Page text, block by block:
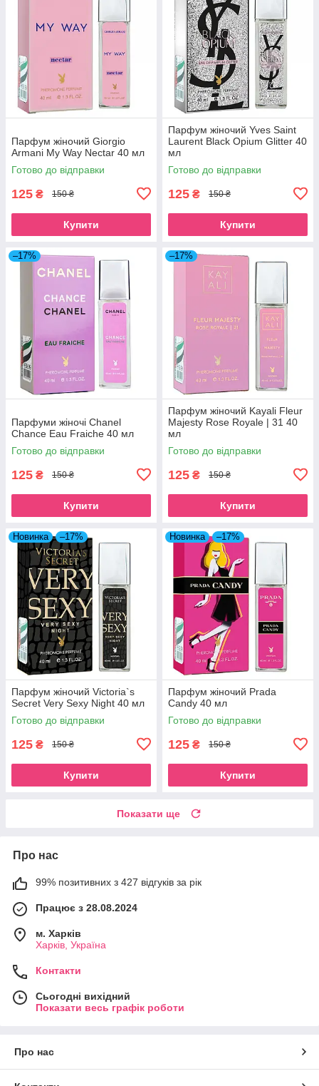
Парфум жіночий Giorgio
Armani My Way Nectar 40 мл
Готово до відправки
125 ₴ 150 ₴
Купити
Парфум жіночий Yves Saint
Laurent Black Opium Glitter 40
мл
Готово до відправки
125 ₴ 150 ₴
Купити
–17%
Парфуми жіночі Chanel
Chance Eau Fraiche 40 мл
Готово до відправки
125 ₴ 150 ₴
Купити
–17%
Парфум жіночий Kayali Fleur
Majesty Rose Royale | 31 40
мл
Готово до відправки
125 ₴ 150 ₴
Купити
Новинка –17%
Парфум жіночий Victoria`s
Secret Very Sexy Night 40 мл
Готово до відправки
125 ₴ 150 ₴
Купити
Новинка –17%
Парфум жіночий Prada
Candy 40 мл
Готово до відправки
125 ₴ 150 ₴
Купити
Показати ще
Про нас
99% позитивних з 427 відгуків за рік
Працює з 28.08.2024
м. Харків
Харків, Україна
Контакти
Сьогодні вихідний
Показати весь графік роботи
Про нас